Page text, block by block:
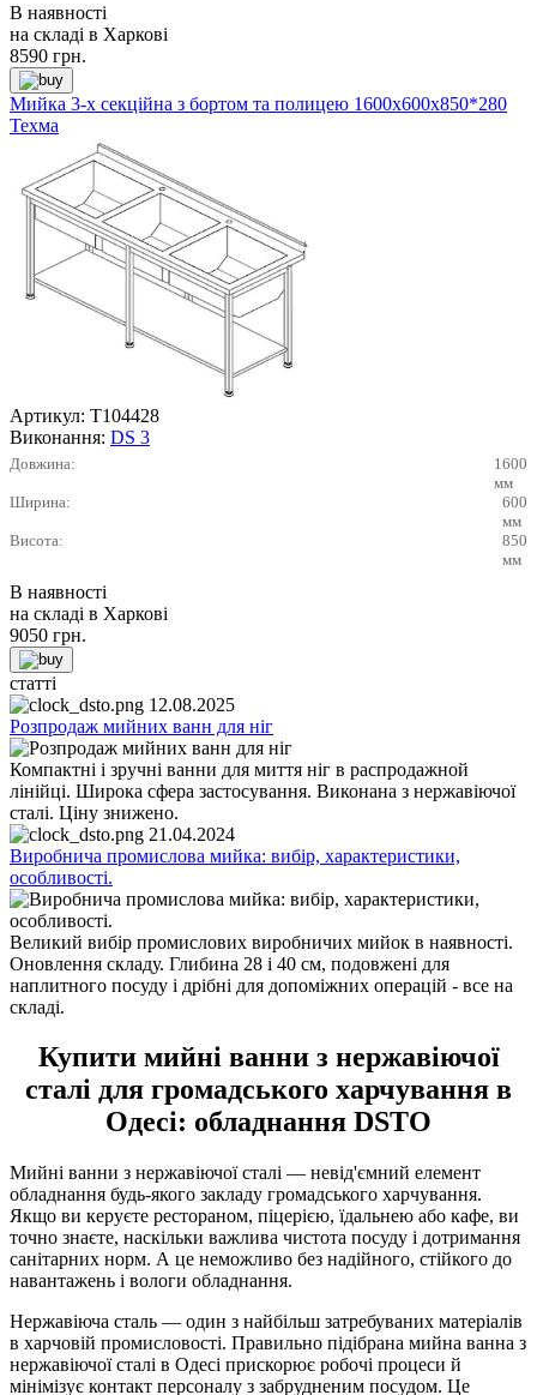
В наявності
на складі в Харкові
8590 грн.
Мийка 3-х секційна з бортом та полицею 1600х600х850*280
Техма
Артикул: Т104428
Виконання: DS 3
Довжина:
1600
мм
Ширина:
600
мм
Висота:
850
мм
В наявності
на складі в Харкові
9050 грн.
статті
12.08.2025
Розпродаж мийних ванн для ніг
Компактні і зручні ванни для миття ніг в распродажной
лінійці. Широка сфера застосування. Виконана з нержавіючої
сталі. Ціну знижено.
21.04.2024
Виробнича промислова мийка: вибір, характеристики,
особливості.
Великий вибір промислових виробничих мийок в наявності.
Оновлення складу. Глибина 28 і 40 см, подовжені для
наплитного посуду і дрібні для допоміжних операцій - все на
складі.
Купити мийні ванни з нержавіючої
сталі для громадського харчування в
Одесі: обладнання DSTO
Мийні ванни з нержавіючої сталі — невід'ємний елемент
обладнання будь-якого закладу громадського харчування.
Якщо ви керуєте рестораном, піцерією, їдальнею або кафе, ви
точно знаєте, наскільки важлива чистота посуду і дотримання
санітарних норм. А це неможливо без надійного, стійкого до
навантажень і вологи обладнання.
Нержавіюча сталь — один з найбільш затребуваних матеріалів
в харчовій промисловості. Правильно підібрана мийна ванна з
нержавіючої сталі в Одесі прискорює робочі процеси й
мінімізує контакт персоналу з забрудненим посудом. Це